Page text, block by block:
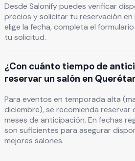
Desde Salonify puedes verificar
precios y solicitar tu reservación en
elige la fecha, completa el
tu solicitud.
¿Con cuánto tiempo de
reservar un salón en
Para eventos en temporada alta
diciembre), se recomienda reservar
meses de anticipación. En fechas
son suficientes para asegurar
mejores salones.